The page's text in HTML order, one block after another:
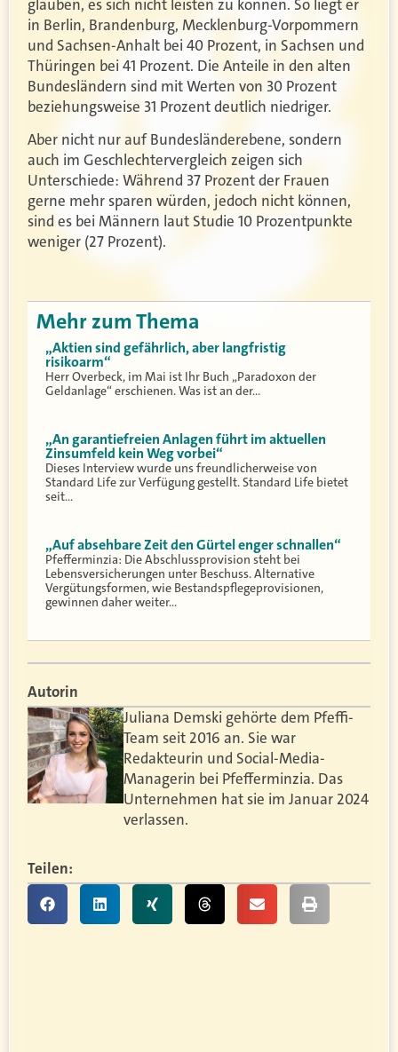
glauben, es sich nicht leisten zu können. So liegt er
in Berlin, Brandenburg, Mecklenburg-Vorpommern
und Sachsen-Anhalt bei 40 Prozent, in Sachsen und
Thüringen bei 41 Prozent. Die Anteile in den alten
Bundesländern sind mit Werten von 30 Prozent
beziehungsweise 31 Prozent deutlich niedriger.
Aber nicht nur auf Bundesländerebene, sondern
auch im Geschlechtervergleich zeigen sich
Unterschiede: Während 37 Prozent der Frauen
gerne mehr sparen würden, jedoch nicht können,
sind es bei Männern laut Studie 10 Prozentpunkte
weniger (27 Prozent).
Mehr zum Thema
„Aktien sind gefährlich, aber langfristig
risikoarm“
Herr Overbeck, im Mai ist Ihr Buch „Paradoxon der
Geldanlage“ erschienen. Was ist an der…
„An garantiefreien Anlagen führt im aktuellen
Zinsumfeld kein Weg vorbei“
Dieses Interview wurde uns freundlicherweise von
Standard Life zur Verfügung gestellt. Standard Life bietet
seit…
„Auf absehbare Zeit den Gürtel enger schnallen“
Pfefferminzia: Die Abschlussprovision steht bei
Lebensversicherungen unter Beschuss. Alternative
Vergütungsformen, wie Bestandspflegeprovisionen,
gewinnen daher weiter…
Autorin
Juliana Demski gehörte dem Pfeffi-
Team seit 2016 an. Sie war
Redakteurin und Social-Media-
Managerin bei Pfefferminzia. Das
Unternehmen hat sie im Januar 2024
verlassen.
Teilen: